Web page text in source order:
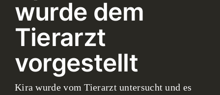
wurde dem
Tierarzt
vorgestellt
Kira wurde vom Tierarzt untersucht und es